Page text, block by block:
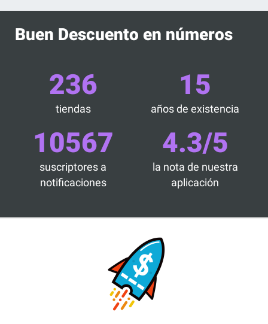
Buen Descuento en números
236
tiendas
15
años de existencia
10567
suscriptores a
notificaciones
4.3/5
la nota de nuestra
aplicación